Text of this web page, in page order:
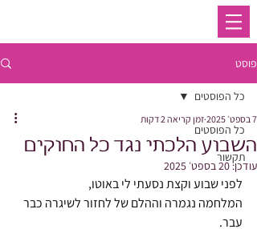
פוסט
כל הפוסטים
תקשור
כל הפוסטים
השבוע הלכתי נגד כל החוקים
7 בספט׳ 2025 זמן קריאה 2 דקות
עודכן:20 בספט׳ 2025
לפני שבוע וקצת נסעתי לי באוטו,
המלחמה נגמרה וההלם של לחזור לשיגרה כבר
עבר.